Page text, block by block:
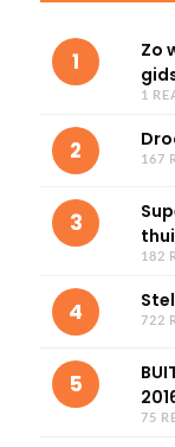
1
Zo
1
2 167
3
182
4 722
5
75